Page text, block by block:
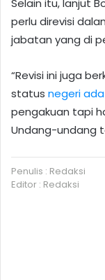
Selain itu, lanjut
perlu direvisi
jabatan yang di
“Revisi ini juga
status negeri
pengakuan tapi
Undang-undang
Penulis : Redaksi
Editor : Redaksi